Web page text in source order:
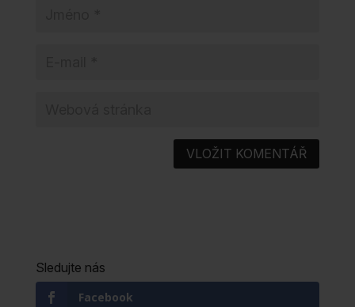
Sledujte nás
Facebook